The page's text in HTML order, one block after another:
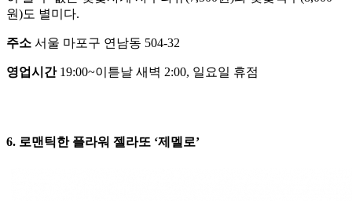
원)도 별미다.
주소 서울 마포구 연남동 504-32
영업시간19:00~이튿날 새벽 2:00, 일요일 휴점
6. 로맨틱한 플라워 젤라또 ‘제멜로’